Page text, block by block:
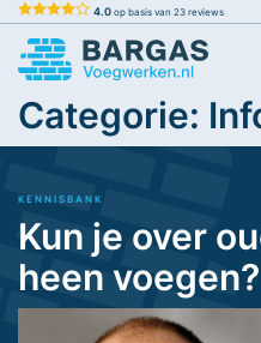
Skip
content
4.0 op basis van 23 reviews
Bargas Voegwerken
Voor al uw voegwerk
Categorie:
KENNISBANK
Kun je over
heen voegen?